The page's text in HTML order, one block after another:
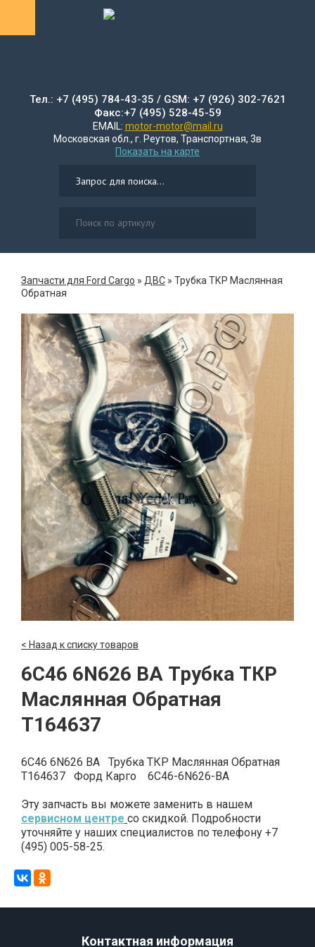
Тел.: +7 (495) 784-43-35 / GSM: +7 (926) 302-7621
Факс:+7 (495) 528-45-59
EMAIL: motor-motor@mail.ru
Московская обл., г. Реутов, Транспортная, 3в
Показать на карте
Запчасти для Ford Cargo » ДВС » Трубка ТКР Маслянная
Обратная
< Назад к списку товаров
6C46 6N626 BA Трубка ТКР
Маслянная Обратная
T164637
6C46 6N626 BA Трубка ТКР Маслянная Обратная
T164637 Форд Карго 6C46-6N626-BA
Эту запчасть вы можете заменить в нашем
сервисном центре со скидкой. Подробности
уточняйте у наших специалистов по телефону +7
(495) 005-58-25.
Контактная информация